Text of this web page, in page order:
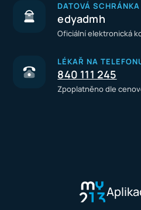
DATOVÁ SCHRÁNKA
edyadmh
Oficiální elektronická
LÉKAŘ NA
840 111 245
Zpoplatněno dle